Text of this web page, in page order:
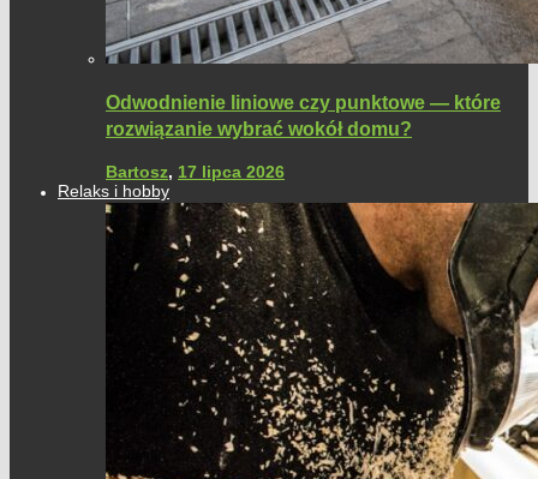
Odwodnienie liniowe czy punktowe — które
rozwiązanie wybrać wokół domu?
Bartosz, 17 lipca 2026
Relaks i hobby